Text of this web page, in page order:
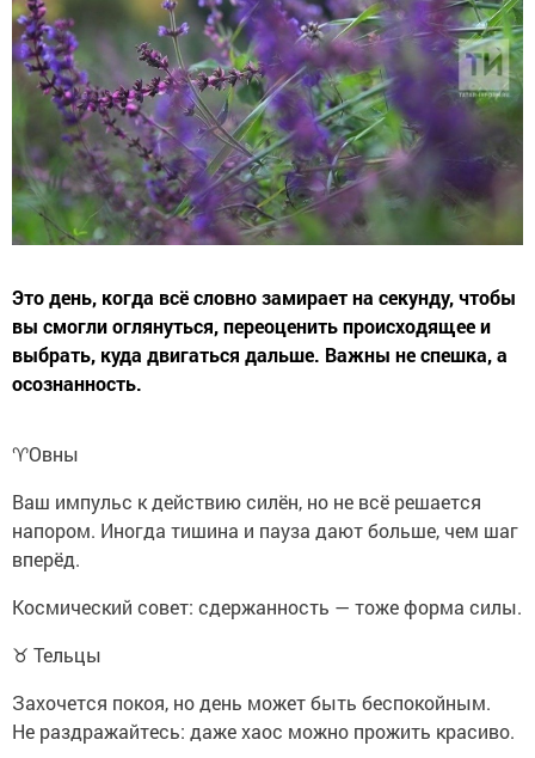
Это день, когда всё словно замирает на секунду, чтобы
вы смогли оглянуться, переоценить происходящее и
выбрать, куда двигаться дальше. Важны не спешка, а
осознанность.
♈️Овны
Ваш импульс к действию силён, но не всё решается
напором. Иногда тишина и пауза дают больше, чем шаг
вперёд.
Космический совет: сдержанность — тоже форма силы.
♉ Тельцы
Захочется покоя, но день может быть беспокойным.
Не раздражайтесь: даже хаос можно прожить красиво.